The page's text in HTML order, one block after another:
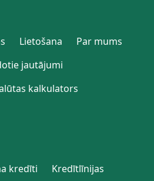
Lietošana
Par mums
jautājumi
kalkulators
kredīti
Kredītlīnijas